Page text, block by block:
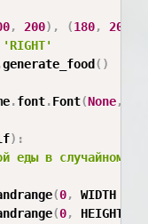
, 200) , (180, 200
'RIGHT'
generate_food ( )
.font.Font(None,
) :
еды в случайном
(0, WIDTH
(0, HEIGHT